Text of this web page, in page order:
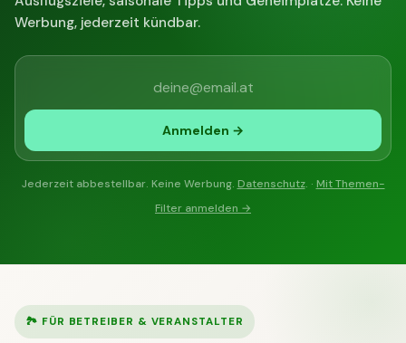
Werbung, jederzeit kündbar.
Anmelden →
Jederzeit abbestellbar. Keine Werbung. Datenschutz. · Mit Themen-
Filter anmelden →
🏞 FÜR BETREIBER & VERANSTALTER